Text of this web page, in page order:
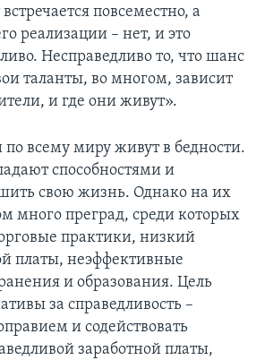
повсеместно, а
реализации – нет, и это
Несправедливо то, что шанс
таланты, во многом, зависит
и где они живут».
всему миру живут в бедности.
способностями и
свою жизнь. Однако на их
много преград, среди которых
практики, низкий
платы, неэффективные
и образования. Цель
за справедливость –
и содействовать
заработной платы,